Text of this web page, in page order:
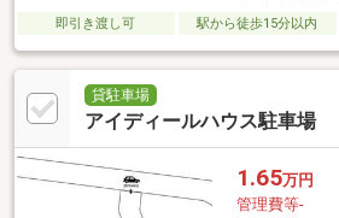
即引き渡し可 駅から徒歩15分以内
貸駐車場
アイディールハウス駐車場
1.65万円
管理費等-